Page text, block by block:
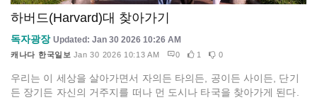
하버드(Harvard)대 찾아가기
독자광장 Updated: Jan 30 2026 10:26 AM
캐나다 한국일보 Jan 30 2026 10:13 AM 0 1 0
우리는 이 세상을 살아가면서 자의든 타의든, 공이든 사이든, 단기
든 장기든 자신의 거주지를 떠나 먼 도시나 타국을 찾아가게 된다.